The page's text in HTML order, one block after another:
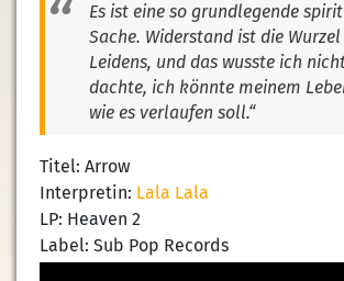
Es ist eine so grundlegende
Sache. Widerstand ist die
Leidens, und das wusste ich
dachte, ich könnte meinem
wie es verlaufen soll.“
Titel: Arrow
Interpretin: Lala Lala
LP: Heaven 2
Label: Sub Pop Records